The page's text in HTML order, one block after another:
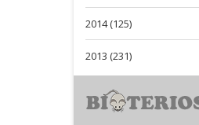
2014 (125)
2013 (231)